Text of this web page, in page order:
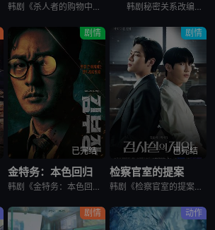
韩剧《杀人者的购物中心2》又名：A Shop for Killers S2,A Shop for Killers Season 2,킬러들의 쇼핑몰2，讲述了：购物中心即将重新开张！郑进湾（李栋旭 饰 韩剧秘密关系改编自同名漫画。多温聪明机灵、足智多谋，努力摆脱贫困。但他的吝啬行为却惹恼了同事成贤，成贤讨厌他。在与自己贫困的父母发生冲突后，多温突然与成贤的关系越来越亲密，同时也在平衡着对前任导师
剧情
已完结
金特务：本色回归
韩剧《金特务：本色回归》又名金部长,Agent Kim,김부장,金特务：本色回归，剧中主角金科长由苏志燮饰演。在剧中，金科长是敏智的父亲，也是一名朝鲜间谍。他被派去执行无数特别任务，包括17次朝鲜任务
剧情
已完结
检察官室的提案
韩剧《检察官室的提案》又名：检察官办公室的提议,检察官的提案(台),The Prosecutors Proposal,검사실의 제안，讲述了：改编自同名小说。一个是凶手的儿子，一个是受害者的儿子——一
剧情 动作